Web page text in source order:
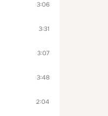
3:06
3:31
3:07
3:48
2:04